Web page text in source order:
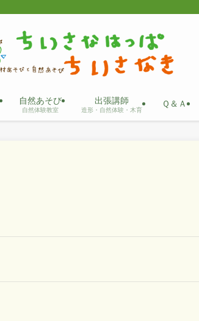
自然あそび
自然体験教室
出張講師
造形・自然体験・木育
Ｑ＆Ａ